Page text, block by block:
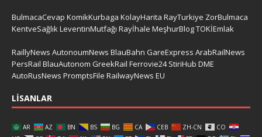
BulmacaCevap KomikKurbaga KolayHarita RayTurkiye ZorBulmaca
KentveSağlıkLeventinMutfağı Rayİhale MeşhurBlogTOKİEmlak
RaillyNews AutonoumNews BlauBahn GareExpress ArabRailNews
PersRail BlauAutonom GreekRail Ferrovie24 StiriHub DME
AutoRusNews PromptsFile RailwayNews EU
LISANLAR
AR AZ BN BS BG CA CEB ZH-CN
CO